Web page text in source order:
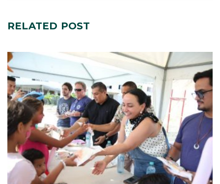
RELATED POST